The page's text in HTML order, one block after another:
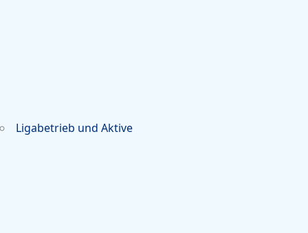
Ligabetrieb und Aktive